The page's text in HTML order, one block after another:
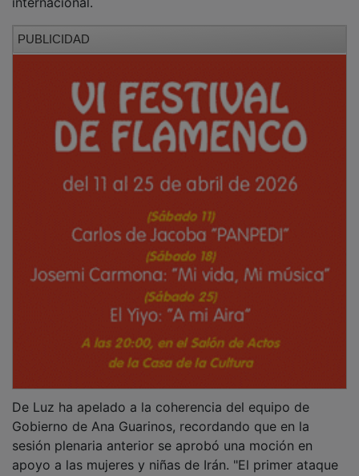
Gobierno de Ana Guarinos, recordando que en la
sesión plenaria anterior se aprobó una moción en
apoyo a las mujeres y niñas de Irán. "El primer ataque
que ha hecho Estados Unidos e Israel a Irán ha sido a